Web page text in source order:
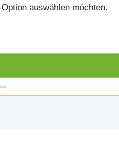
auswählen möchten.